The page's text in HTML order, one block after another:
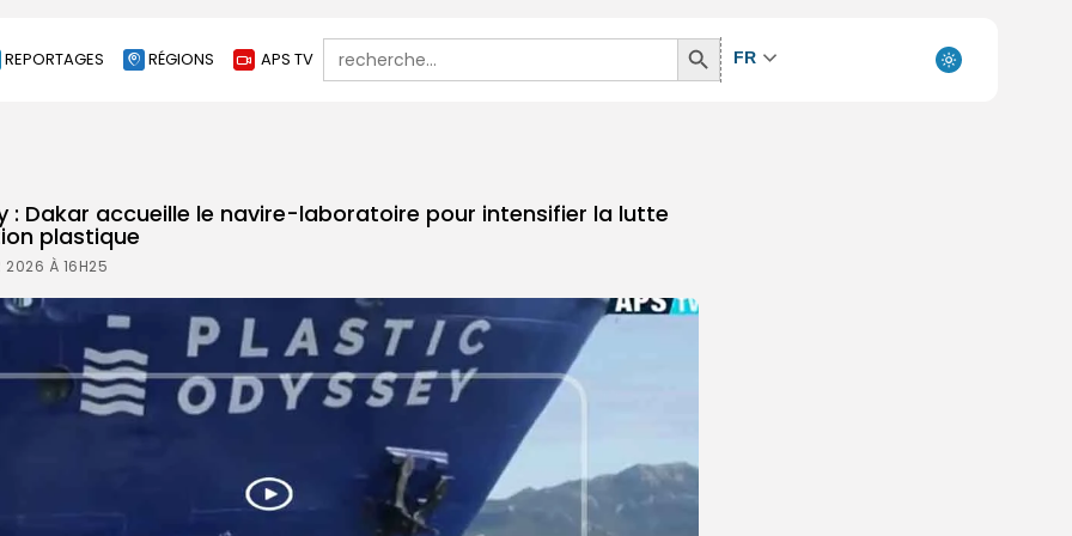
REPORTAGES RÉGIONS APS TV
Search
for:
Search
Button
FR
: Dakar accueille le navire-laboratoire pour intensifier la lutte
plastique
2026 À 16H25